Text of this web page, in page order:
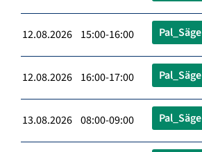
12.08.2026 15:00-16:00 Pal_Säge
12.08.2026 16:00-17:00 Pal_Säge
13.08.2026 08:00-09:00 Pal_Säge